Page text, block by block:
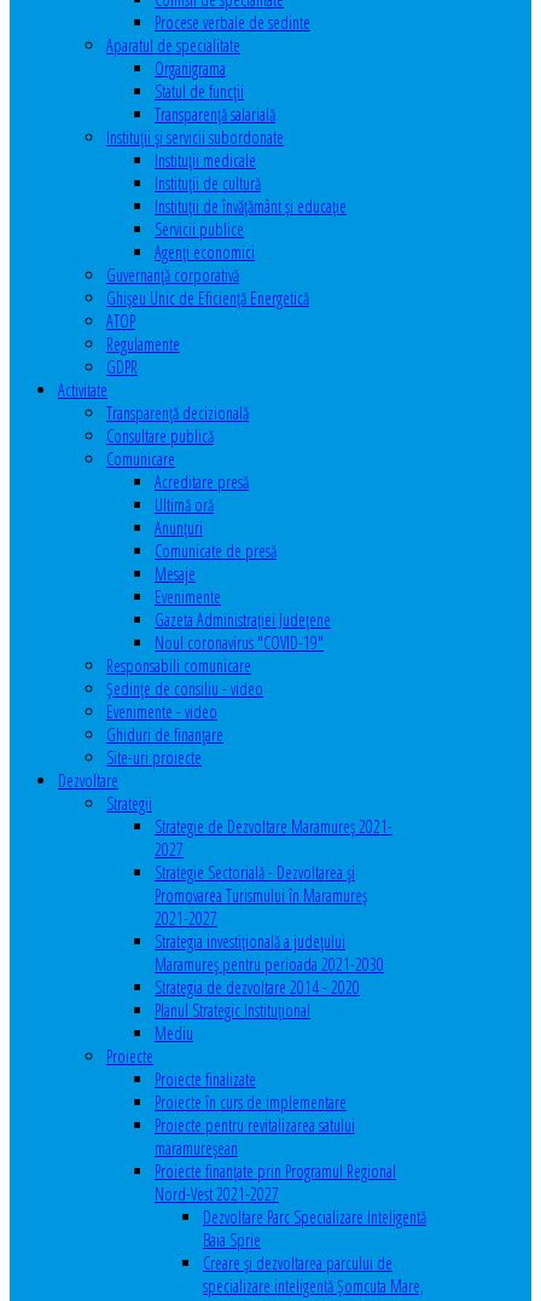
Procese verbale de sedinte
Aparatul de specialitate
Organigrama
Statul de funcții
Transparență salarială
Instituţii şi servicii subordonate
Instituţii medicale
Instituţii de cultură
Instituţii de învăţământ şi educaţie
Servicii publice
Agenţi economici
Guvernanță corporativă
Ghişeu Unic de Eficienţă Energetică
ATOP
Regulamente
GDPR
Activitate
Transparenţă decizională
Consultare publică
Comunicare
Acreditare presă
Ultimă oră
Anunţuri
Comunicate de presă
Mesaje
Evenimente
Gazeta Administraţiei Judeţene
Noul coronavirus "COVID-19"
Responsabili comunicare
Şedinţe de consiliu - video
Evenimente - video
Ghiduri de finanţare
Site-uri proiecte
Dezvoltare
Strategii
Strategie de Dezvoltare Maramureș 2021-
2027
Strategie Sectorială - Dezvoltarea și
Promovarea Turismului în Maramureș
2021-2027
Strategia investiţională a județului
Maramureș pentru perioada 2021-2030
Strategia de dezvoltare 2014 - 2020
Planul Strategic Instituţional
Mediu
Proiecte
Proiecte finalizate
Proiecte în curs de implementare
Proiecte pentru revitalizarea satului
maramureşean
Proiecte finanțate prin Programul Regional
Nord-Vest 2021-2027
Dezvoltare Parc Specializare Inteligentă
Baia Sprie
Creare și dezvoltarea parcului de
specializare inteligentă Șomcuta Mare,